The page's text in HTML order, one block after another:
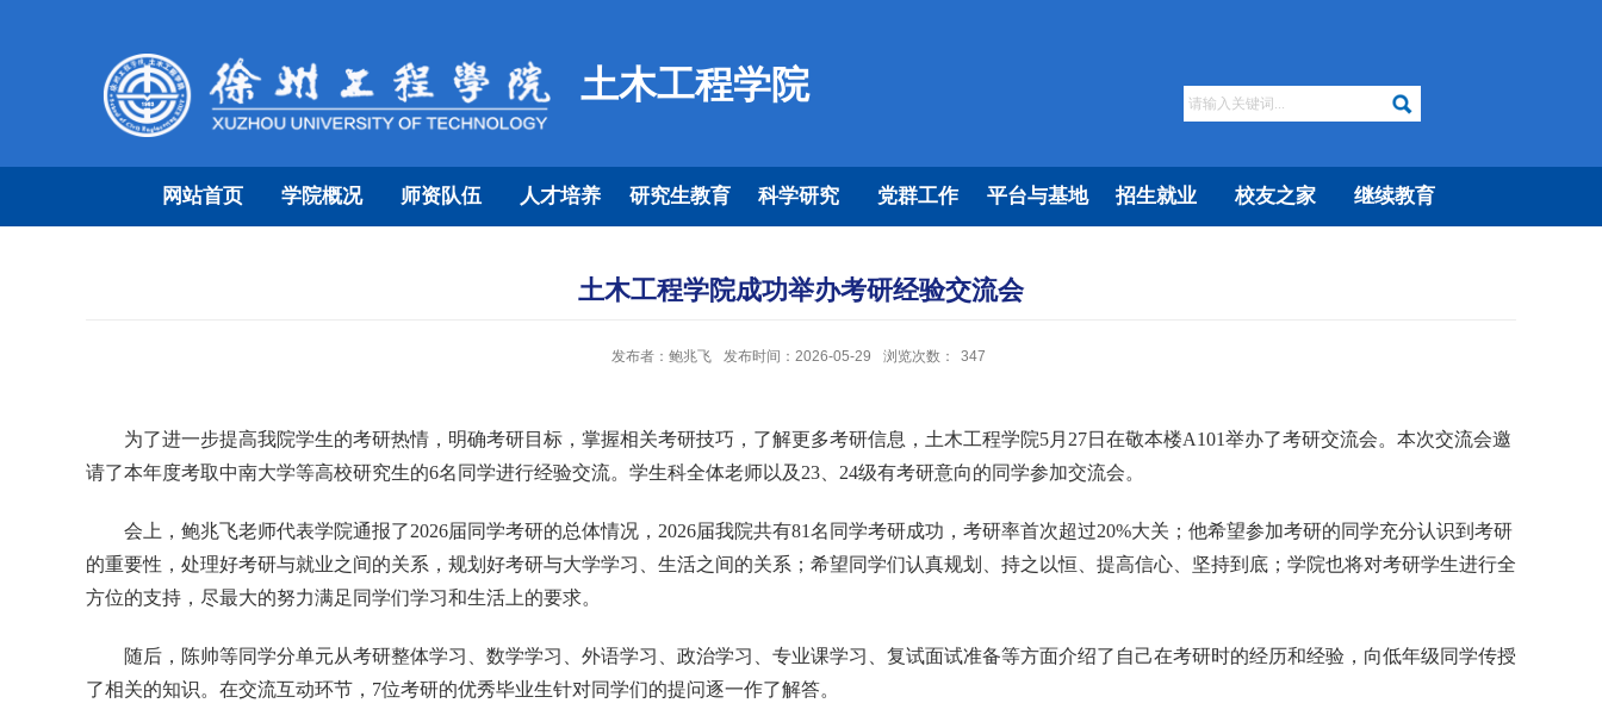
土木工程学院
网站首页 学院概况 师资队伍 人才培养 研究生教育 科学研究 党群工作 平台与基地 招生就业 校友之家 继续教育
土木工程学院成功举办考研经验交流会
发布者：鲍兆飞 发布时间：2026-05-29 浏览次数： 347
为了进一步提高我院学生的考研热情，明确考研目标，掌握相关考研技巧，了解更多考研信息，土木工程学院5月 27日在敬本楼A101举办了考研交流会。本次交流会邀
请了本年度考取中南大学等高校研究生的6名同学进行经验交流。学生科全体老师以及 23、24级有考研意向的同学参加交流会。
会上， 鲍兆飞老师代表学院通报了2026届同学考研的总体情况， 2026届我院共有81名同学考研成功，考研率首次超过20%大关 ；他希望参加考研的同学充分认识到考研
的重要性，处理好考研与就业之间的关系，规划好考研与大学学习、生活之间的关系 ； 希望同学们认真规划、持之以恒、提高信心、坚持到底 ； 学院也将对考研学生进行全
方位的支持，尽最大的努力满足同学们学习和生活上的要求。
随后， 陈帅等同学分单元从考研整体学习、数学学习、外语学习、政治学习、专业课学习、复试面试准备等方面介绍了自己在考研时的经历和经验，向低年级同学传授
了相关的知识。在交流互动环节， 7位考研的优秀毕业生针对同学们的提问逐一作了解答。